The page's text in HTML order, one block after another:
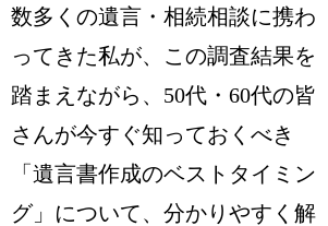
数多くの遺言・相続相談に携わ
ってきた私が、この調査結果を
踏まえながら、50代・60代の皆
さんが今すぐ知っておくべき
「遺言書作成のベストタイミン
グ」について、分かりやすく解